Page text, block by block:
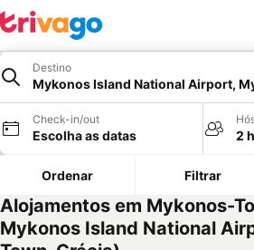
Destino
Mykonos Island National Airport,
Check-in/out
Escolha as datas 2
Ordenar Filtrar
Alojamentos em Mykonos-
Mykonos Island National